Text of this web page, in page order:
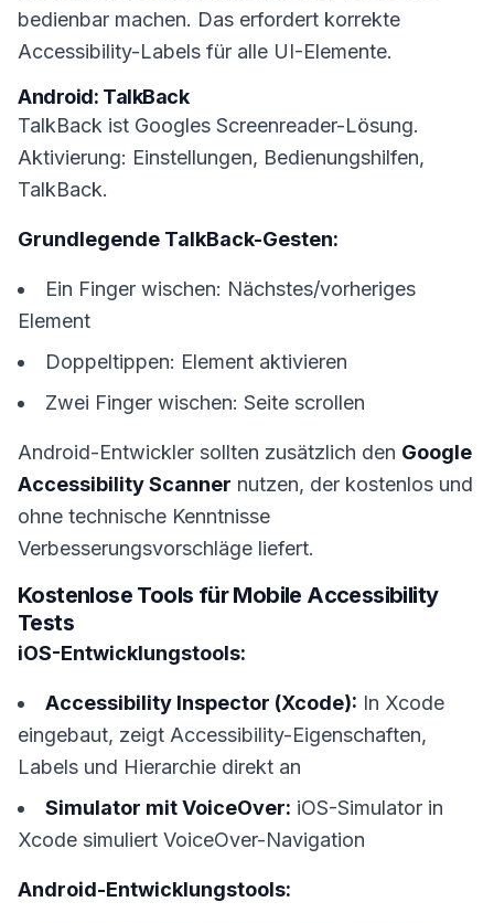
bedienbar machen. Das erfordert korrekte
Accessibility-Labels für alle UI-Elemente.
Android: TalkBack
TalkBack ist Googles Screenreader-Lösung.
Aktivierung: Einstellungen, Bedienungshilfen,
TalkBack.
Grundlegende TalkBack-Gesten:
Ein Finger wischen: Nächstes/vorheriges
Element
Doppeltippen: Element aktivieren
Zwei Finger wischen: Seite scrollen
Android-Entwickler sollten zusätzlich den Google
Accessibility Scanner nutzen, der kostenlos und
ohne technische Kenntnisse
Verbesserungsvorschläge liefert.
Kostenlose Tools für Mobile Accessibility
Tests
iOS-Entwicklungstools:
Accessibility Inspector (Xcode): In Xcode
eingebaut, zeigt Accessibility-Eigenschaften,
Labels und Hierarchie direkt an
Simulator mit VoiceOver: iOS-Simulator in
Xcode simuliert VoiceOver-Navigation
Android-Entwicklungstools: